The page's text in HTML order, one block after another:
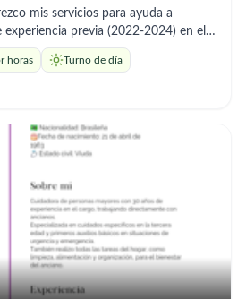
mis servicios para ayuda a
previa (2022-2024) en el
de forma particular. Soy una
y con gran capacidad de
paseos, citas médicas y
e incorporación inmediata. Mi
digno, cariñoso y seguro a quienes
para entrevista cuando lo
horas Turno de día